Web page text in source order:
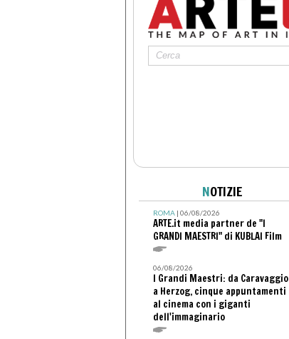
NOTIZIE
ROMA| 06/08/2026
ARTE.it media partner de "I
GRANDI MAESTRI" di KUBLAI Film
06/08/2026
I Grandi Maestri: da Caravaggio
a Herzog, cinque appuntamenti
al cinema con i giganti
dell'immaginario